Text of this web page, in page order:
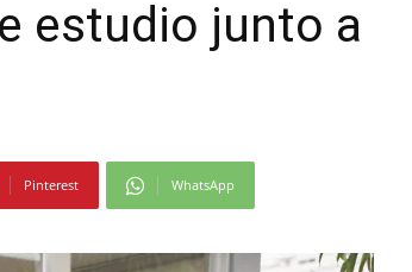
estudio junto a
Pinterest WhatsApp